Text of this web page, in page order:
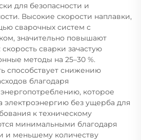
для безопасности и
Высокие скорости наплавки,
сварочных систем с
значительно повышают
сварки зачастую
методы на 25–30 %.
способствует снижению
благодаря
которое
электроэнергию без ущерба для
к техническому
минимальными благодаря
и меньшему количеству